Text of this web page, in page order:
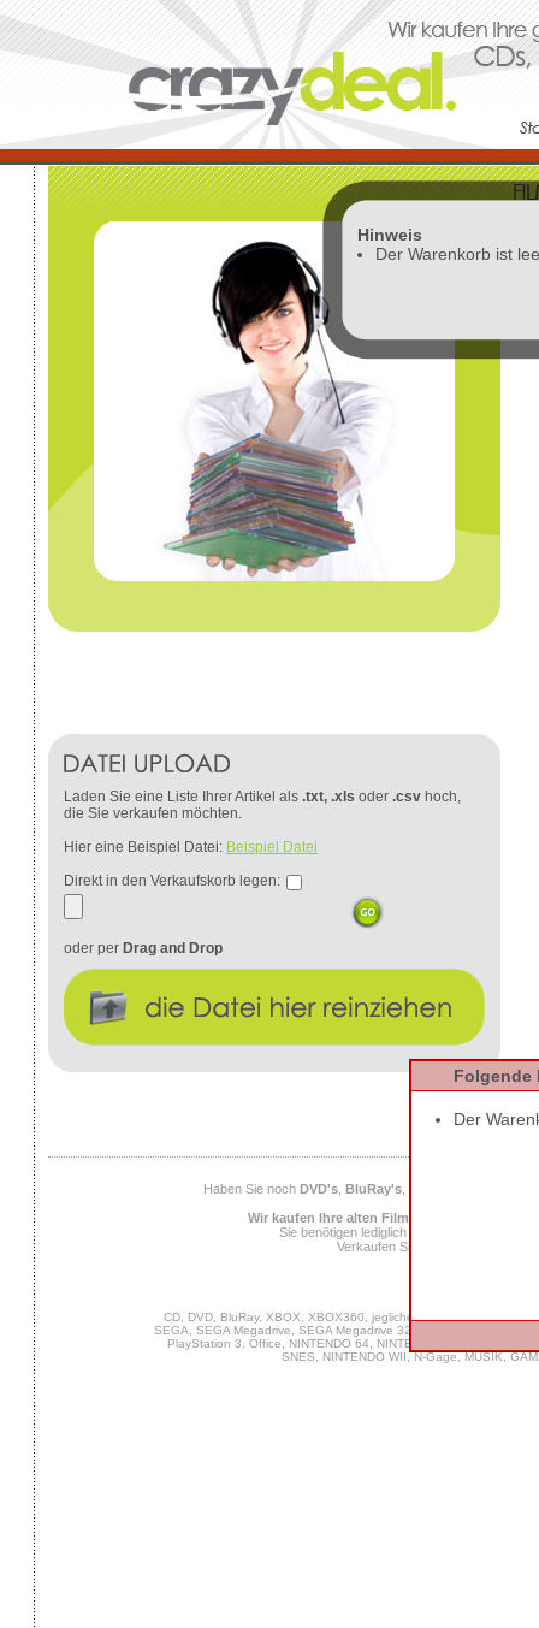
Hinweis
Der Warenkorb ist
Laden Sie eine Liste Ihrer Artikel als .txt, .xls oder .csv hoch,
die Sie verkaufen möchten.
Hier eine Beispiel Datei: Beispiel Datei
Direkt in den Verkaufskorb legen:
oder per Drag and Drop
Haben Sie noch DVD's, BluRay's,
Wir kaufen Ihre alten Filme, Musik und Spiele
Sie benötigen lediglich die
Verkaufen Sie uns Ihre alten
CD, DVD, BluRay, XBOX, XBOX360, jegliche PC Software,
SEGA, SEGA Megadrive, SEGA Megadrive 32X, SEGA Master
PlayStation 3, Office, NINTENDO 64, NINTENDO DS,
SNES, NINTENDO WII, N-Gage, MUSIK,
Folgende
Der